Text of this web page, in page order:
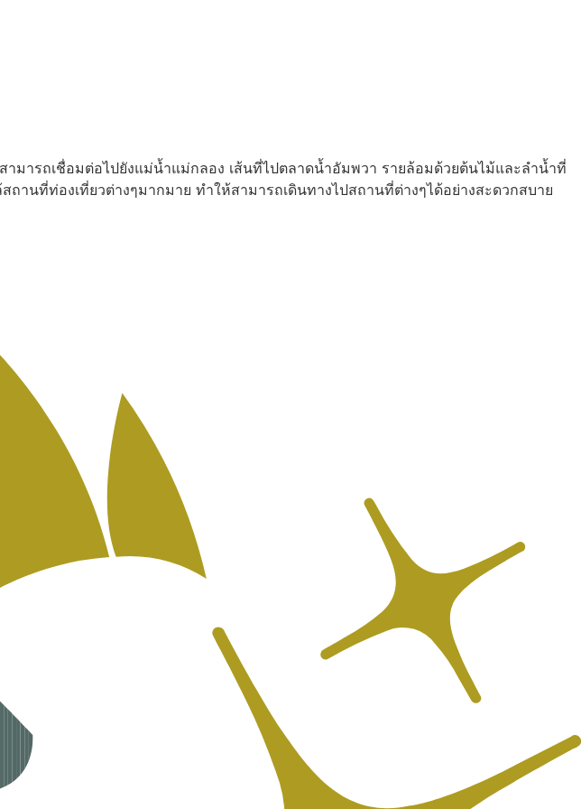
ารถเชื่อมต่อไปยังแม่น้ำแม่กลอง เส้นที่ไปตลาดน้ำอัมพวา รายล้อมด้วยต้นไม้และลำน้ำที่
นที่ท่องเที่ยวต่างๆมากมาย ทำให้สามารถเดินทางไปสถานที่ต่างๆได้อย่างสะดวกสบาย